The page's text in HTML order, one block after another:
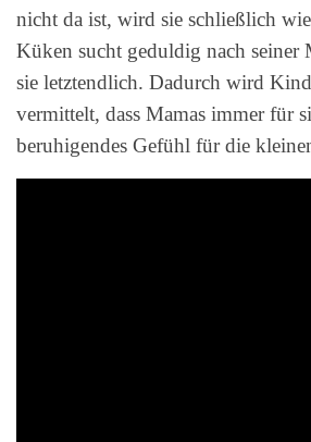
nicht da ist, wird sie schließlich
Küken sucht geduldig nach seiner
sie letztendlich. Dadurch wird
vermittelt, dass Mamas immer für
beruhigendes Gefühl für die